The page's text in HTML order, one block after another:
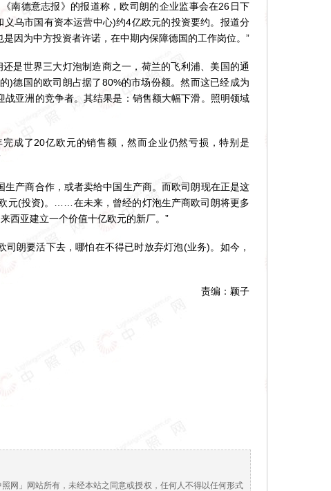
德意志报》的报道称，欧司朗的企业监事会在26日下
乌市国有资本运营中心)约4亿欧元的投资要约。报道分
因为中方投资者许诺，在中期内保障德国的工作岗位。”
世界三大灯泡制造商之一，荷兰的飞利浦、美国的通
)德国的欧司朗占据了80%的市场份额。然而这已经成为
战亚洲的竞争者。其结果是：销售额大幅下滑。照明领域
了20亿欧元的销售额，然而企业仍然亏损，特别是
产商合作，或者卖给中国生产商。而欧司朗现在正是这
元(投资)。……在未来，曾经的灯泡生产商欧司朗将更多
西亚建立一个价值十亿欧元的新厂。”
朗要活下去，哪怕在不得已时放弃灯泡(业务)。如今，
责编：颖子
网」网站所有，未经本站之同意或授权，任何人不得以任何形式